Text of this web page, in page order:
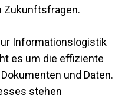
Zukunftsfragen.
Informationslogistik
es um die effiziente
und Daten.
stehen